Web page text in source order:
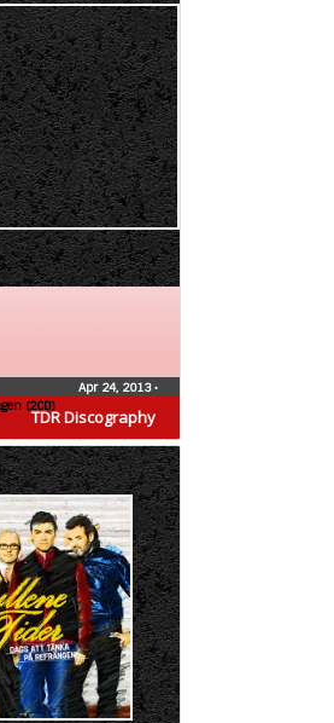
TDR Discography
(2CD)
Apr 24, 2013•